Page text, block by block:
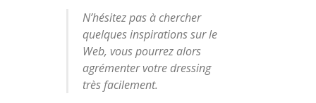
N’hésitez pas à chercher
quelques inspirations sur le
Web, vous pourrez alors
agrémenter votre dressing
très facilement.